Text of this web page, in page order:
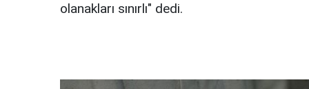
olanakları sınırlı" dedi.